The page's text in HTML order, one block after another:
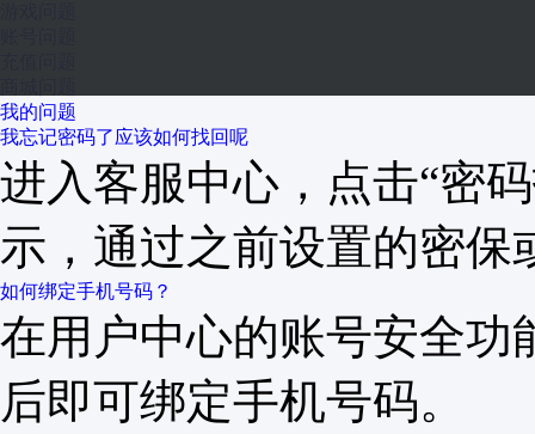
我的问题
我忘记密码了应该如何找回呢
进入客服中心，点击“密
示，通过之前设置的密保
如何绑定手机号码？
在用户中心的账号安全功
后即可绑定手机号码。